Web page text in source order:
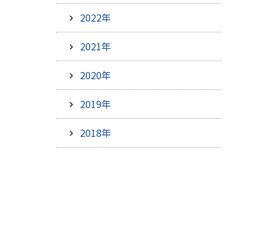
2022年
2021年
2020年
2019年
2018年